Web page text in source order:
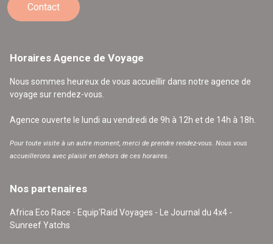
Contact
Horaires Agence de Voyage
Nous sommes heureux de vous accueillir dans notre agence de
voyage sur rendez-vous.
Agence ouverte le lundi au vendredi de 9h à 12h et de 14h à 18h.
Pour toute visite à un autre moment, merci de prendre rendez-vous. Nous vous
accueillerons avec plaisir en dehors de ces horaires.
Nos partenaires
Africa Eco Race - Equip'Raid Voyages - Le Journal du 4x4 -
Sunreef Yatchs